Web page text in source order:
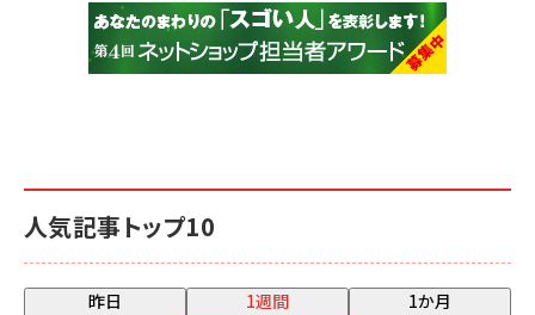
人気記事トップ10
昨日 1週間 1か月